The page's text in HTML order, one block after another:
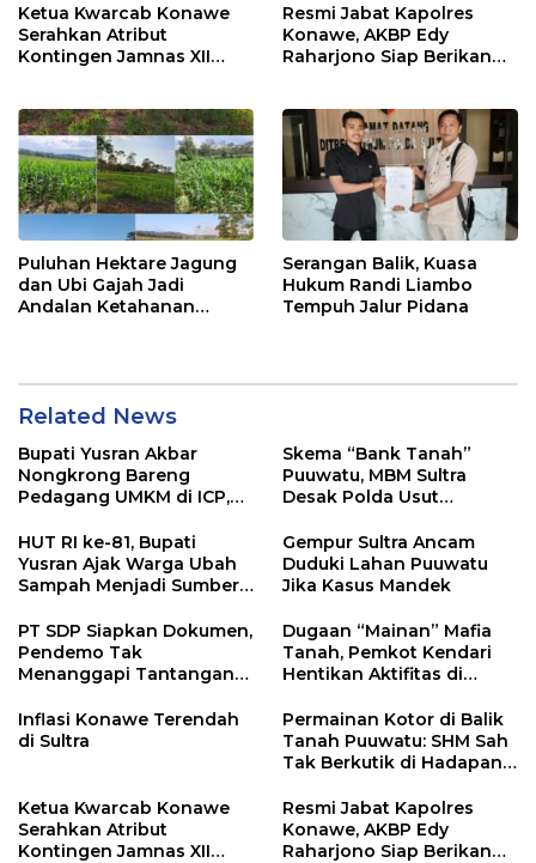
Ketua Kwarcab Konawe
Serahkan Atribut
Kontingen Jamnas XII
Resmi Jabat Kapolres
Konawe, AKBP Edy
Raharjono Siap Berikan
Puluhan Hektare Jagung
dan Ubi Gajah Jadi
Andalan Ketahanan
Serangan Balik, Kuasa
Hukum Randi Liambo
Tempuh Jalur Pidana
Related News
Bupati Yusran Akbar
Nongkrong Bareng
Pedagang UMKM di ICP,
Hidupkan Ekonomi
Kerakyatan
Skema “Bank Tanah”
Puuwatu, MBM Sultra
Desak Polda Usut
Kadin
HUT RI ke-81, Bupati
Yusran Ajak Warga Ubah
Sampah Menjadi Sumber
Gempur Sultra Ancam
Duduki Lahan Puuwatu
Jika Kasus Mandek
PT SDP Siapkan Dokumen,
Pendemo Tak
Menanggapi Tantangan
Dugaan “Mainan” Mafia
Tanah, Pemkot Kendari
Hentikan Aktifitas di
Inflasi Konawe Terendah
di Sultra
Permainan Kotor di Balik
Tanah Puuwatu: SHM Sah
Tak Berkutik di Hadapan
Ketua Kwarcab Konawe
Serahkan Atribut
Kontingen Jamnas XII
Resmi Jabat Kapolres
Konawe, AKBP Edy
Raharjono Siap Berikan